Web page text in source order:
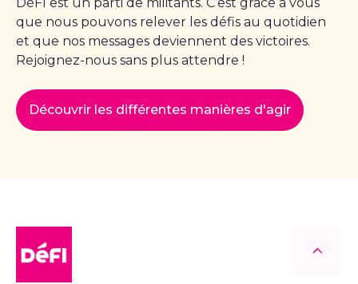
que nous pouvons relever les défis au quotidien
et que nos messages deviennent des victoires.
Rejoignez-nous sans plus attendre !
Découvrir les différentes manières d'agir